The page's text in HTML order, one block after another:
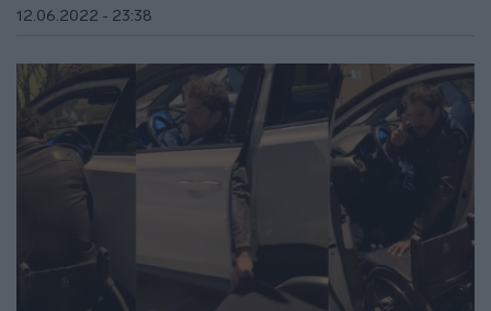
12.06.2022 - 23:38